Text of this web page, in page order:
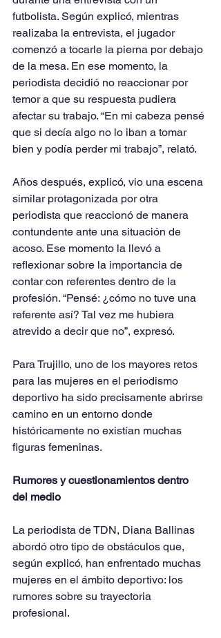
futbolista. Según explicó, mientras
realizaba la entrevista, el jugador
comenzó a tocarle la pierna por debajo
de la mesa. En ese momento, la
periodista decidió no reaccionar por
temor a que su respuesta pudiera
afectar su trabajo. “En mi cabeza pensé
que si decía algo no lo iban a tomar
bien y podía perder mi trabajo”, relató.
Años después, explicó, vio una escena
similar protagonizada por otra
periodista que reaccionó de manera
contundente ante una situación de
acoso. Ese momento la llevó a
reflexionar sobre la importancia de
contar con referentes dentro de la
profesión. “Pensé: ¿cómo no tuve una
referente así? Tal vez me hubiera
atrevido a decir que no”, expresó.
Para Trujillo, uno de los mayores retos
para las mujeres en el periodismo
deportivo ha sido precisamente abrirse
camino en un entorno donde
históricamente no existían muchas
figuras femeninas.
Rumores y cuestionamientos dentro
del medio
La periodista de TDN, Diana Ballinas
abordó otro tipo de obstáculos que,
según explicó, han enfrentado muchas
mujeres en el ámbito deportivo: los
rumores sobre su trayectoria
profesional.